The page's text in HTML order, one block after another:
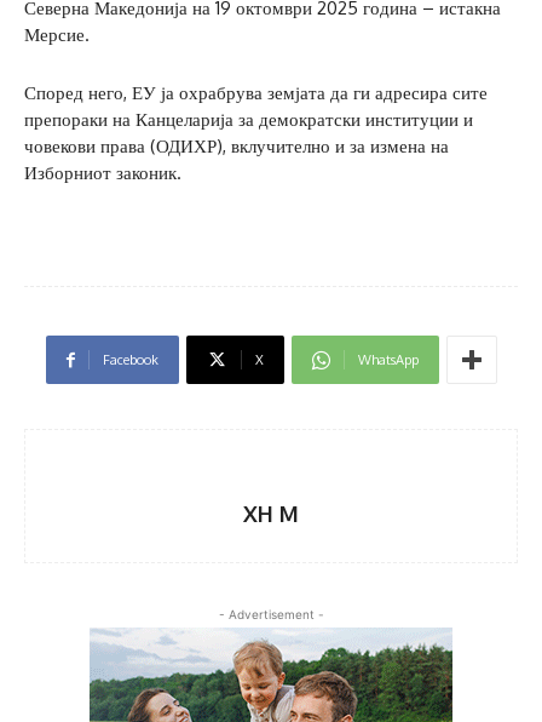
Северна Македонија на 19 октомври 2025 година – истакна
Мерсие.
Според него, ЕУ ја охрабрува земјата да ги адресира сите
препораки на Канцеларија за демократски институции и
човекови права (ОДИХР), вклучително и за измена на
Изборниот законик.
Facebook X WhatsApp
XH M
- Advertisement -